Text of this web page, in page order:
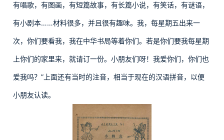
有唱歌，有图画，有短篇故事，有长篇小说，有笑话，有谜语，
有小剧本……材料很多，并且很有趣味。我，每星期五出来一
次，你们要看我，我在中华书局等着你们。若是你们要我每星期
上你们的家里来，就请订一份。小朋友们呀！我爱你们，你们也
爱我吗？”上面还有当时的注音，相当于现在的汉语拼音，以便
小朋友认读。